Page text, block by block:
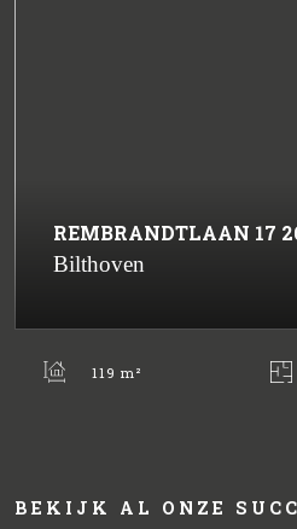
REMBRANDTLAAN 17
Bilthoven
119 m²
BEKIJK AL ONZE